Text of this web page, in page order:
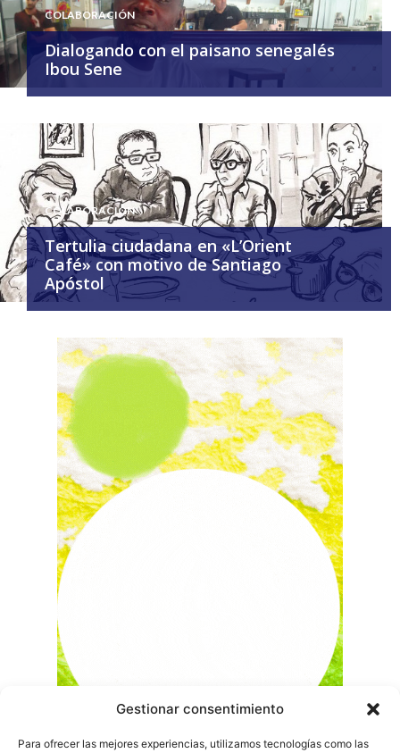
Gestionar consentimiento
Para ofrecer las mejores experiencias, utilizamos tecnologías como las
COLABORACIÓN
Dialogando con el paisano senegalés
Ibou Sene
COLABORACIÓN
Tertulia ciudadana en «L’Orient
Café» con motivo de Santiago
Apóstol